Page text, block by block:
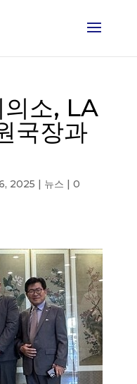
소, LA
국장과
2025 | 뉴스 | 0